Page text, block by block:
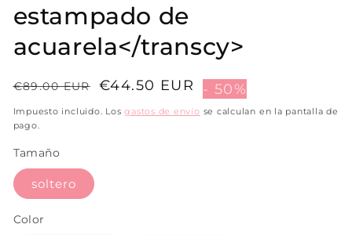
estampado de
acuarela</transcy>
Precio
habitual
€89.00 EUR
Precio
de
venta
€44.50 EUR - 50%
Impuesto incluido. Losgastos de envío se calculan en la pantalla de
pago.
Tamaño
soltero
Color